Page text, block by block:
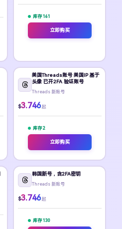
库存 161
立即购买
美国Threads账号 美国IP 基于
头像 已开2FA 验证账号
Threads 新账号
$3.746 起
库存 2
立即购买
韩国新号，含2FA密钥
Threads 新账号
$3.746 起
库存 130